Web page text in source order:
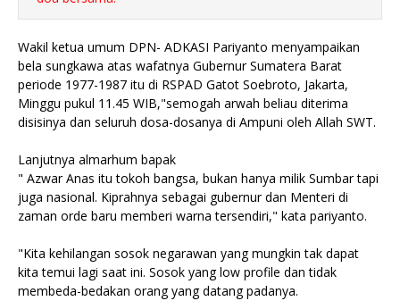
Wakil ketua umum DPN- ADKASI Pariyanto menyampaikan
bela sungkawa atas wafatnya Gubernur Sumatera Barat
periode 1977-1987 itu di RSPAD Gatot Soebroto, Jakarta,
Minggu pukul 11.45 WIB,"semogah arwah beliau diterima
disisinya dan seluruh dosa-dosanya di Ampuni oleh Allah SWT.
Lanjutnya almarhum bapak
" Azwar Anas itu tokoh bangsa, bukan hanya milik Sumbar tapi
juga nasional. Kiprahnya sebagai gubernur dan Menteri di
zaman orde baru memberi warna tersendiri," kata pariyanto.
"Kita kehilangan sosok negarawan yang mungkin tak dapat
kita temui lagi saat ini. Sosok yang low profile dan tidak
membeda-bedakan orang yang datang padanya.